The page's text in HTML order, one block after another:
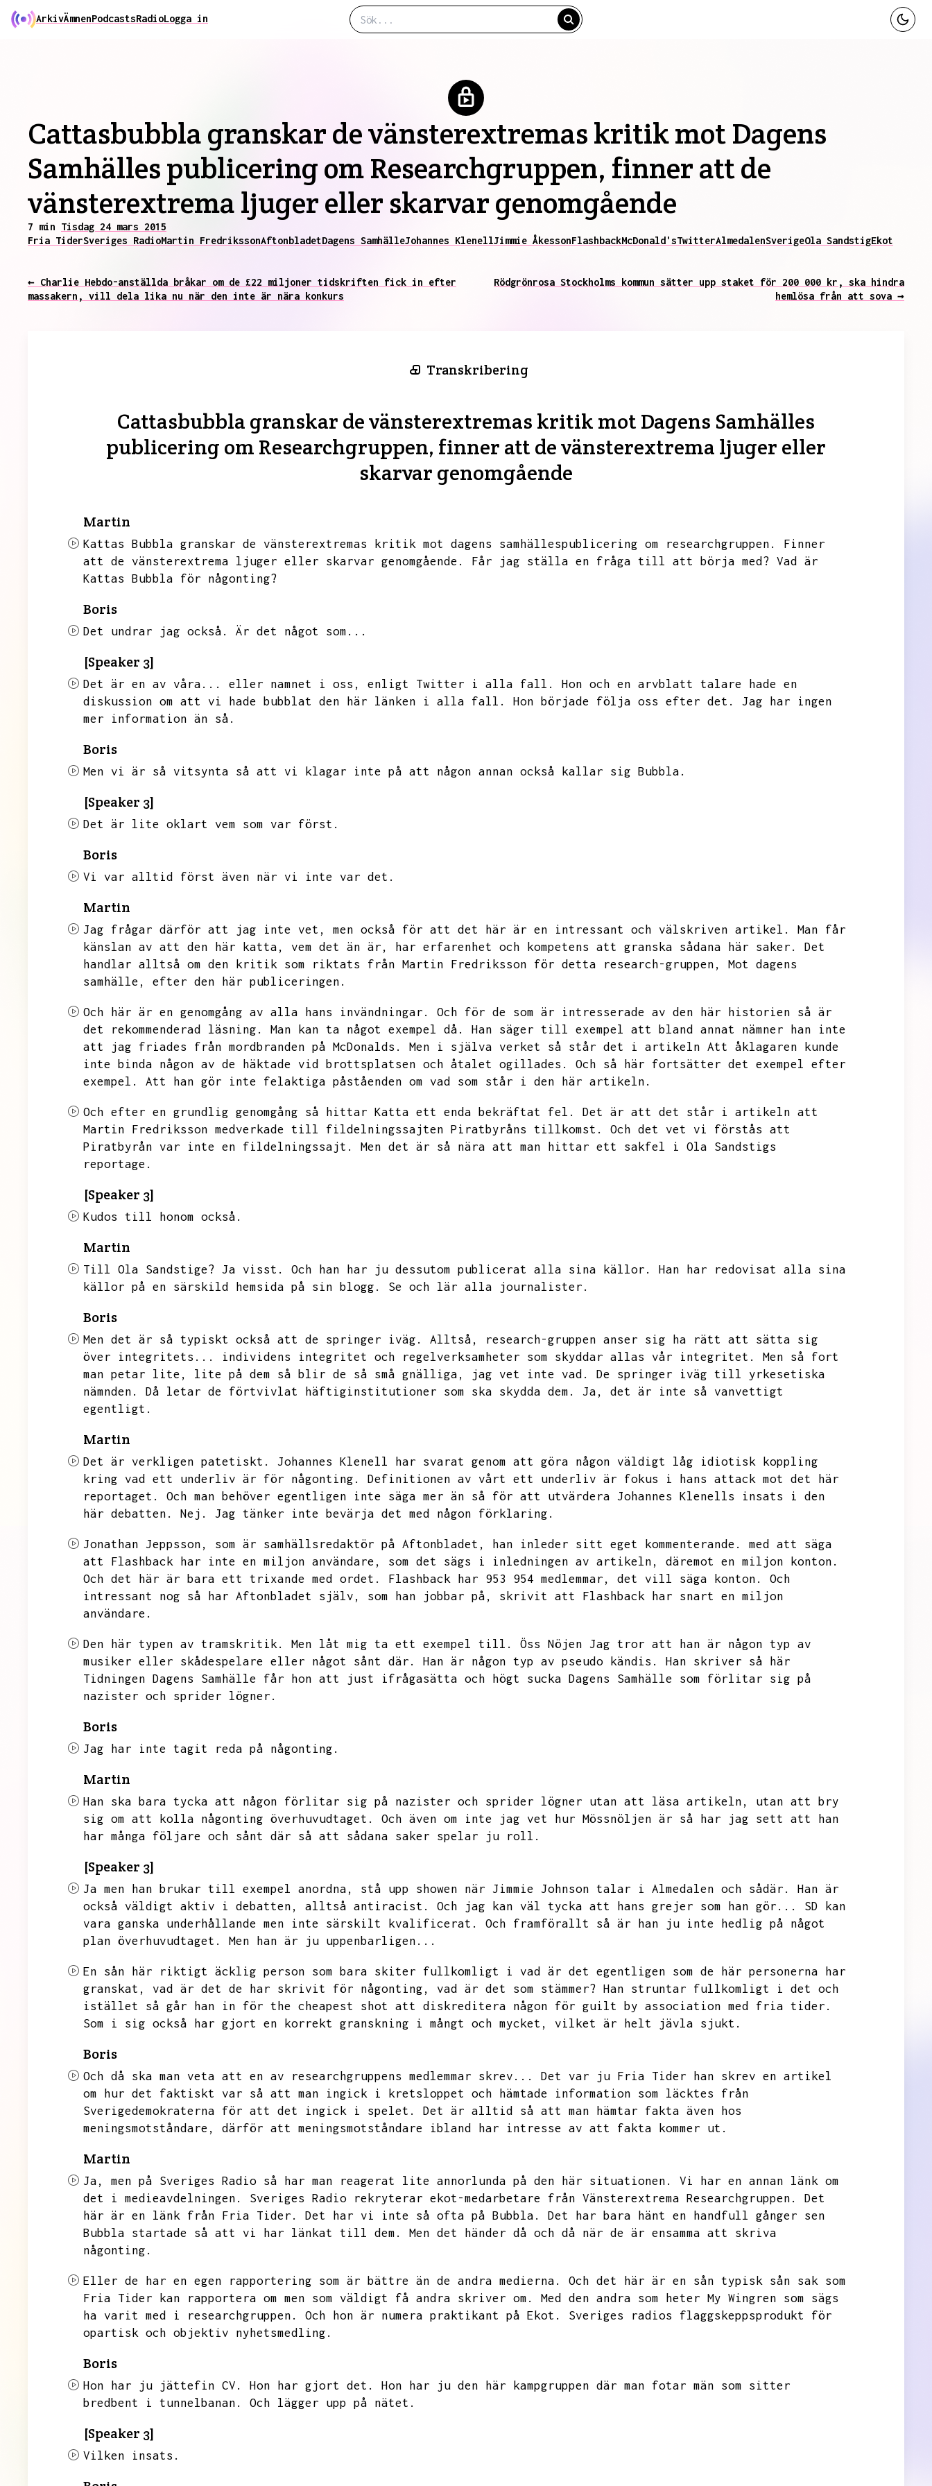
ArkivÄmnenPodcastsRadioLogga in
Cattasbubbla granskar de vänsterextremas kritik mot Dagens
Samhälles publicering om Researchgruppen, finner att de
vänsterextrema ljuger eller skarvar genomgående
7 min Tisdag 24 mars 2015
Fria TiderSveriges RadioMartin FredrikssonAftonbladetDagens SamhälleJohannes KlenellJimmie ÅkessonFlashbackMcDonald'sTwitterAlmedalenSverigeOla SandstigEkot
← Charlie Hebdo-anställda bråkar om de £22 miljoner tidskriften fick in efter
massakern, vill dela lika nu när den inte är nära konkurs
Rödgrönrosa Stockholms kommun sätter upp staket för 200 000 kr, ska hindra
hemlösa från att sova →
Transkribering
Cattasbubbla granskar de vänsterextremas kritik mot Dagens Samhälles
publicering om Researchgruppen, finner att de vänsterextrema ljuger eller
skarvar genomgående
Martin
Kattas Bubbla granskar de vänsterextremas kritik mot dagens samhällespublicering om researchgruppen.
Finner
att de vänsterextrema ljuger eller skarvar genomgående.
Får jag ställa en fråga till att börja med? Vad är
Kattas Bubbla för någonting?
Boris
Det undrar jag också. Är det något som...
[Speaker 3]
Det är en av våra... eller namnet i oss, enligt Twitter i alla fall.
Hon och en arvblatt talare hade en
diskussion om att vi hade bubblat den här länken i alla fall.
Hon började följa oss efter det.
Jag har ingen
mer information än så.
Boris
Men vi är så vitsynta så att vi klagar inte på att någon annan också kallar sig Bubbla.
[Speaker 3]
Det är lite oklart vem som var först.
Boris
Vi var alltid först även när vi inte var det.
Martin
Jag frågar därför att jag inte vet, men också för att det här är en intressant och välskriven artikel.
Man får
känslan av att den här katta,
vem det än är, har erfarenhet och kompetens att granska sådana här saker.
Det
handlar alltså om den kritik som riktats från Martin Fredriksson för detta research-gruppen,
Mot dagens
samhälle,
efter den här publiceringen.
Och här är en genomgång av alla hans invändningar.
Och för de som är intresserade av den här historien så är
det rekommenderad läsning.
Man kan ta något exempel då.
Han säger till exempel att bland annat nämner han inte
att jag friades från mordbranden på McDonalds.
Men i själva verket så står det i artikeln Att åklagaren kunde
inte binda någon av de häktade vid brottsplatsen och åtalet ogillades.
Och så här fortsätter det exempel efter
exempel.
Att han gör inte felaktiga påståenden om vad som står i den här artikeln.
Och efter en grundlig genomgång så hittar Katta ett enda bekräftat fel.
Det är att det står i artikeln att
Martin Fredriksson medverkade till fildelningssajten Piratbyråns tillkomst.
Och det vet vi förstås att
Piratbyrån var inte en fildelningssajt.
Men det är så nära att man hittar ett sakfel i Ola Sandstigs
reportage.
[Speaker 3]
Kudos till honom också.
Martin
Till Ola Sandstige? Ja visst. Och han har ju dessutom publicerat alla sina källor.
Han har redovisat alla sina
källor på en särskild hemsida på sin blogg.
Se och lär alla journalister.
Boris
Men det är så typiskt också att de springer iväg. Alltså,
research-gruppen anser sig ha rätt att sätta sig
över integritets...
individens integritet och regelverksamheter som skyddar allas vår integritet.
Men så fort
man petar lite,
lite på dem så blir de så små gnälliga, jag vet inte vad.
De springer iväg till yrkesetiska
nämnden.
Då letar de förtvivlat häftiginstitutioner som ska skydda dem. Ja,
det är inte så vanvettigt
egentligt.
Martin
Det är verkligen patetiskt.
Johannes Klenell har svarat genom att göra någon väldigt låg idiotisk koppling
kring vad ett underliv är för någonting.
Definitionen av vårt ett underliv är fokus i hans attack mot det här
reportaget.
Och man behöver egentligen inte säga mer än så för att utvärdera Johannes Klenells insats i den
här debatten.
Nej. Jag tänker inte bevärja det med någon förklaring.
Jonathan Jeppsson, som är samhällsredaktör på Aftonbladet, han inleder sitt eget kommenterande.
med att säga
att Flashback har inte en miljon användare,
som det sägs i inledningen av artikeln,
däremot en miljon konton.
Och det här är bara ett trixande med ordet.
Flashback har 953 954 medlemmar, det vill säga konton.
Och
intressant nog så har Aftonbladet själv,
som han jobbar på,
skrivit att Flashback har snart en miljon
användare.
Den här typen av tramskritik. Men låt mig ta ett exempel till.
Öss Nöjen Jag tror att han är någon typ av
musiker eller skådespelare eller något sånt där.
Han är någon typ av pseudo kändis.
Han skriver så här
Tidningen Dagens Samhälle får hon att just ifrågasätta och högt sucka Dagens Samhälle som förlitar sig på
nazister och sprider lögner.
Boris
Jag har inte tagit reda på någonting.
Martin
Han ska bara tycka att någon förlitar sig på nazister och sprider lögner utan att läsa artikeln,
utan att bry
sig om att kolla någonting överhuvudtaget.
Och även om inte jag vet hur Mössnöljen är så har jag sett att han
har många följare och sånt där så att sådana saker spelar ju roll.
[Speaker 3]
Ja men han brukar till exempel anordna, stå upp showen när Jimmie Johnson talar i Almedalen och sådär.
Han är
också väldigt aktiv i debatten,
alltså antiracist. Och jag kan väl tycka att hans grejer som han gör...
SD kan
vara ganska underhållande men inte särskilt kvalificerat.
Och framförallt så är han ju inte hedlig på något
plan överhuvudtaget.
Men han är ju uppenbarligen...
En sån här riktigt äcklig person som bara skiter fullkomligt i vad är det egentligen som de här personerna har
granskat,
vad är det de har skrivit för någonting, vad är det som stämmer? Han struntar fullkomligt i det och
istället så går han in för the cheapest shot att diskreditera någon för guilt by association med fria tider.
Som i sig också har gjort en korrekt granskning i mångt och mycket,
vilket är helt jävla sjukt.
Boris
Och då ska man veta att en av researchgruppens medlemmar skrev...
Det var ju Fria Tider han skrev en artikel
om hur det faktiskt var så att man ingick i kretsloppet och hämtade information som läcktes från
Sverigedemokraterna för att det ingick i spelet.
Det är alltid så att man hämtar fakta även hos
meningsmotståndare,
därför att meningsmotståndare ibland har intresse av att fakta kommer ut.
Martin
Ja, men på Sveriges Radio så har man reagerat lite annorlunda på den här situationen.
Vi har en annan länk om
det i medieavdelningen.
Sveriges Radio rekryterar ekot-medarbetare från Vänsterextrema Researchgruppen.
Det
här är en länk från Fria Tider.
Det har vi inte så ofta på Bubbla.
Det har bara hänt en handfull gånger sen
Bubbla startade så att vi har länkat till dem.
Men det händer då och då när de är ensamma att skriva
någonting.
Eller de har en egen rapportering som är bättre än de andra medierna.
Och det här är en sån typisk sån sak som
Fria Tider kan rapportera om men som väldigt få andra skriver om.
Med den andra som heter My Wingren som sägs
ha varit med i researchgruppen.
Och hon är numera praktikant på Ekot.
Sveriges radios flaggskeppsprodukt för
opartisk och objektiv nyhetsmedling.
Boris
Hon har ju jättefin CV. Hon har gjort det.
Hon har ju den här kampgruppen där man fotar män som sitter
bredbent i tunnelbanan.
Och lägger upp på nätet.
[Speaker 3]
Vilken insats.